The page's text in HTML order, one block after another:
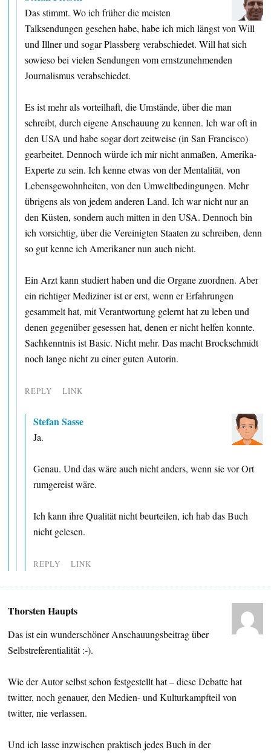
Das stimmt. Wo ich früher die meisten
Talksendungen gesehen habe, habe ich mich längst von Will
und Illner und sogar Plassberg verabschiedet. Will hat sich
sowieso bei vielen Sendungen vom ernstzunehmenden
Journalismus verabschiedet.
Es ist mehr als vorteilhaft, die Umstände, über die man
schreibt, durch eigene Anschauung zu kennen. Ich war oft in
den USA und habe sogar dort zeitweise (in San Francisco)
gearbeitet. Dennoch würde ich mir nicht anmaßen, Amerika-
Experte zu sein. Ich kenne etwas von der Mentalität, von
Lebensgewohnheiten, von den Umweltbedingungen. Mehr
übrigens als von jedem anderen Land. Ich war nicht nur an
den Küsten, sondern auch mitten in den USA. Dennoch bin
ich vorsichtig, über die Vereinigten Staaten zu schreiben, denn
so gut kenne ich Amerikaner nun auch nicht.
Ein Arzt kann studiert haben und die Organe zuordnen. Aber
ein richtiger Mediziner ist er erst, wenn er Erfahrungen
gesammelt hat, mit Verantwortung gelernt hat zu leben und
denen gegenüber gesessen hat, denen er nicht helfen konnte.
Sachkenntnis ist Basic. Nicht mehr. Das macht Brockschmidt
noch lange nicht zu einer guten Autorin.
REPLY LINK
Stefan Sasse
Ja.
Genau. Und das wäre auch nicht anders, wenn sie vor Ort
rumgereist wäre.
Ich kann ihre Qualität nicht beurteilen, ich hab das Buch
nicht gelesen.
REPLY LINK
Thorsten Haupts
Das ist ein wunderschöner Anschauungsbeitrag über
Selbstreferentialität :-).
Wie der Autor selbst schon festgestellt hat – diese Debatte hat
twitter, noch genauer, den Medien- und Kulturkampfteil von
twitter, nie verlassen.
Und ich lasse inzwischen praktisch jedes Buch in der